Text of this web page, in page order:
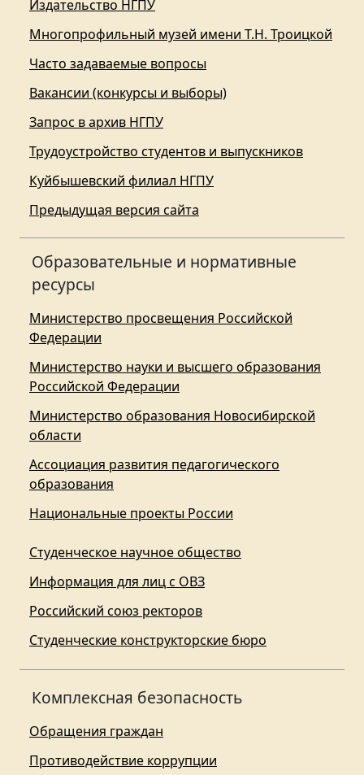
Издательство НГПУ
Многопрофильный музей имени Т.Н. Троицкой
Часто задаваемые вопросы
Вакансии (конкурсы и выборы)
Запрос в архив НГПУ
Трудоустройство студентов и выпускников
Куйбышевский филиал НГПУ
Предыдущая версия сайта
Образовательные и нормативные
ресурсы
Министерство просвещения Российской
Федерации
Министерство науки и высшего образования
Российской Федерации
Министерство образования Новосибирской
области
Ассоциация развития педагогического
образования
Национальные проекты России
Студенческое научное общество
Информация для лиц с ОВЗ
Российский союз ректоров
Студенческие конструкторские бюро
Комплексная безопасность
Обращения граждан
Противодействие коррупции